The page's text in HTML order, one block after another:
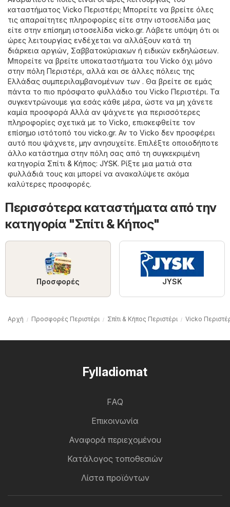
καταστήματος Vicko Περιστέρι; Μπορείτε να βρείτε όλες
τις απαραίτητες πληροφορίες είτε στην ιστοσελίδα μας
είτε στην επίσημη ιστοσελίδα vicko.gr. Λάβετε υπόψη ότι οι
ώρες λειτουργίας ενδέχεται να αλλάξουν κατά τη
διάρκεια αργιών, Σαββατοκύριακων ή ειδικών εκδηλώσεων.
Μπορείτε να βρείτε υποκαταστήματα του Vicko όχι μόνο
στην πόλη Περιστέρι, αλλά και σε άλλες πόλεις της
Ελλάδας συμπεριλαμβανομένων των . Θα βρείτε σε εμάς
πάντα το πιο πρόσφατο φυλλάδιο του Vicko Περιστέρι. Τα
συγκεντρώνουμε για εσάς κάθε μέρα, ώστε να μη χάνετε
καμία προσφορά Αλλά αν ψάχνετε για περισσότερες
πληροφορίες σχετικά με το Vicko, επισκεφθείτε τον
επίσημο ιστότοπό του vicko.gr. Αν το Vicko δεν προσφέρει
αυτό που ψάχνετε, μην ανησυχείτε. Επιλέξτε οποιοδήποτε
άλλο κατάστημα στην πόλη σας από τη συγκεκριμένη
κατηγορία Σπίτι & Κήπος: JYSK. Ρίξτε μια ματιά στα
φυλλάδιά τους και μπορεί να ανακαλύψετε ακόμα
καλύτερες προσφορές.
Περισσότερα καταστήματα από την
κατηγορία "Σπίτι & Κήπος"
Προσφορές JYSK
Αρχή Προσφορές Περιστέρι Σπίτι & Κήπος Περιστέρι Vicko
Fylladiomat
FAQ
Επικοινωνία
Αναφορά περιεχομένου
Κατάλογος τοποθεσιών
Λίστα προϊόντων